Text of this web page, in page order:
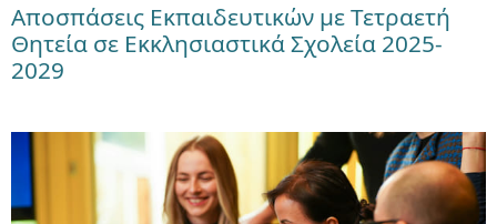
Αποσπάσεις Εκπαιδευτικών με Τετραετή
Θητεία σε Εκκλησιαστικά Σχολεία 2025-
2029